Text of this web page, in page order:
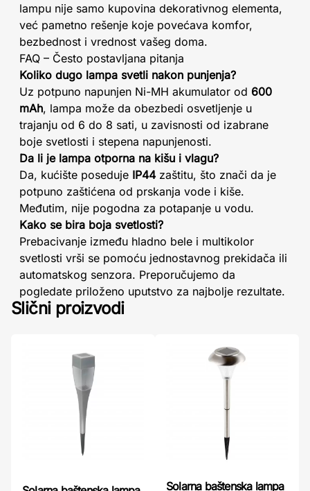
lampu nije samo kupovina dekorativnog elementa,
već pametno rešenje koje povećava komfor,
bezbednost i vrednost vašeg doma.
FAQ – Često postavljana pitanja
Koliko dugo lampa svetli nakon punjenja?
Uz potpuno napunjen Ni-MH akumulator od 600
mAh, lampa može da obezbedi osvetljenje u
trajanju od 6 do 8 sati, u zavisnosti od izabrane
boje svetlosti i stepena napunjenosti.
Da li je lampa otporna na kišu i vlagu?
Da, kućište poseduje IP44 zaštitu, što znači da je
potpuno zaštićena od prskanja vode i kiše.
Međutim, nije pogodna za potapanje u vodu.
Kako se bira boja svetlosti?
Prebacivanje između hladno bele i multikolor
svetlosti vrši se pomoću jednostavnog prekidača ili
automatskog senzora. Preporučujemo da
pogledate priloženo uputstvo za najbolje rezultate.
Slični proizvodi
Solarna baštenska lampa